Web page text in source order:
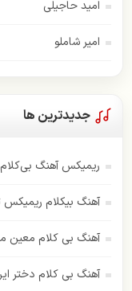
امید حاجیلی
امیر شاملو
امیر عباس گلاب
جدیدترین ها
ریمیکس آهنگ بی‌کلام
آهنگ بیکلام
آهنگ بی کلام معین
آهنگ بی کلام دختر